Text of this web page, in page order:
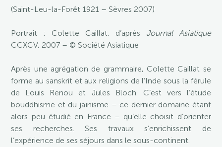
(Saint-Leu-la-Forêt 1921 – Sèvres 2007)
Portrait : Colette Caillat, d’après Journal Asiatique
CCXCV, 2007 – © Société Asiatique
Après une agrégation de grammaire, Colette Caillat se
forme au sanskrit et aux religions de l’Inde sous la férule
de Louis Renou et Jules Bloch. C’est vers l’étude
bouddhisme et du jaïnisme – ce dernier domaine étant
alors peu étudié en France – qu’elle choisit d’orienter
ses recherches. Ses travaux s’enrichissent de
l’expérience de ses séjours dans le sous-continent.